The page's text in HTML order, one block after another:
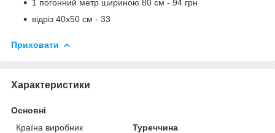
1 погонний метр шириною 80 см - 94 грн
відріз 40х50 см - 33
Приховати
Характеристики
Основні
Країна виробник
Туреччина